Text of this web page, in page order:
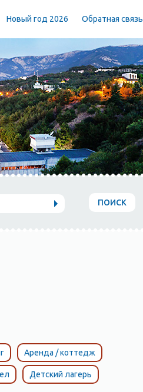
Новый год 2026 Обратная связь
ПОИСК
Аренда / коттедж
Детский лагерь